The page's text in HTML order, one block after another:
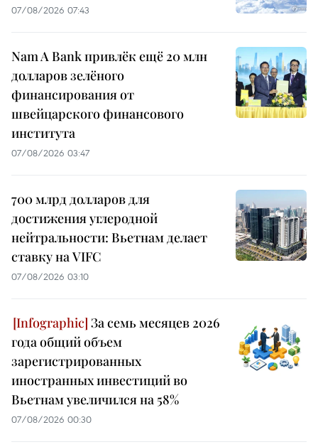
07/08/2026 07:43
Nam A Bank привлёк ещё 20 млн
долларов зелёного
финансирования от
швейцарского финансового
института
07/08/2026 03:47
700 млрд долларов для
достижения углеродной
нейтральности: Вьетнам делает
ставку на VIFC
07/08/2026 03:10
За семь месяцев 2026
года общий объем
зарегистрированных
иностранных инвестиций во
Вьетнам увеличился на 58%
07/08/2026 00:30